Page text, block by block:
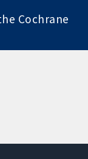
Cochrane